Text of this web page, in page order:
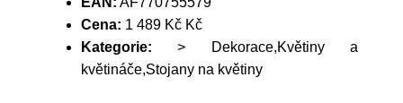
Cena: 1 489 Kč Kč
Kategorie: > Dekorace,Květiny a
květináče,Stojany na květiny